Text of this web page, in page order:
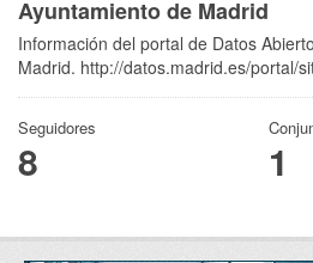
Ayuntamiento de Madrid
Información del portal de Datos
Madrid. http://datos.madrid.es/portal/
Seguidores
8 1